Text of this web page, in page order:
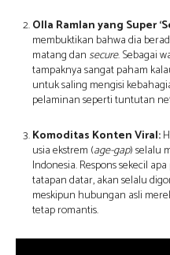
Olla Ramlan yang Super
membuktikan bahwa dia
matang dansecure. Sebagai
tampaknya sangat paham
untuk saling mengisi
pelaminan seperti tuntutan
Komoditas Konten Viral:
usia ekstrem (age-gap) selalu
Indonesia. Respons sekecil
tatapan datar, akan selalu
meskipun hubungan asli
tetap romantis.